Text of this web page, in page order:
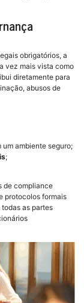
obrigatórios, a
vez mais vista como
diretamente para
abusos de
ambiente seguro;
;
de compliance
protocolos formais
as partes